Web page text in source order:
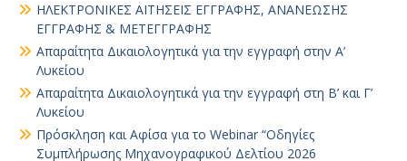
ΗΛΕΚΤΡΟΝΙΚΕΣ ΑΙΤΗΣΕΙΣ ΕΓΓΡΑΦΗΣ, ΑΝΑΝΕΩΣΗΣ
ΕΓΓΡΑΦΗΣ & ΜΕΤΕΓΓΡΑΦΗΣ
Απαραίτητα Δικαιολογητικά για την εγγραφή στην Α’
Λυκείου
Απαραίτητα Δικαιολογητικά για την εγγραφή στη Β’ και Γ’
Λυκείου
Πρόσκληση και Αφίσα για το Webinar “Οδηγίες
Συμπλήρωσης Μηχανογραφικού Δελτίου 2026